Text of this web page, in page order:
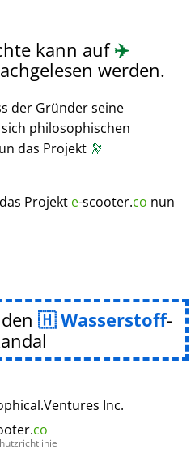
kann auf✈️
werden.
der Gründer seine
philosophischen
das Projekt 🔭
Projekt e-scooter.co nun
Wasserstoff-
.Ventures Inc.
co